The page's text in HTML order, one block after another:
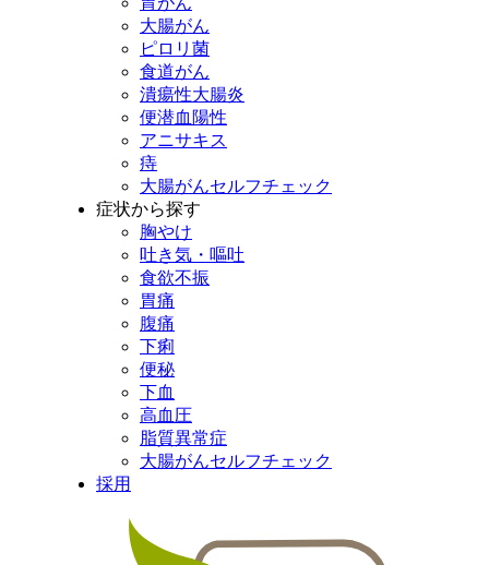
大腸がん
ピロリ菌
食道がん
潰瘍性大腸炎
便潜血陽性
アニサキス
痔
大腸がんセルフチェック
症状から探す
胸やけ
吐き気・嘔吐
食欲不振
胃痛
腹痛
下痢
便秘
下血
高血圧
脂質異常症
大腸がんセルフチェック
採用